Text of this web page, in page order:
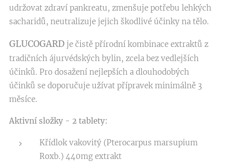
udržovat zdraví pankreatu, zmenšuje potřebu lehkých
sacharidů, neutralizuje jejich škodlivé účinky na tělo.
GLUCOGARD je čistě přírodní kombinace extraktů z
tradičních ájurvédských bylin, zcela bez vedlejších
účinků. Pro dosažení nejlepších a dlouhodobých
účinků se doporučuje užívat přípravek minimálně 3
měsíce.
Aktivní složky - 2 tablety:
Křídlok vakovitý (Pterocarpus marsupium
Roxb.) 440mg extrakt